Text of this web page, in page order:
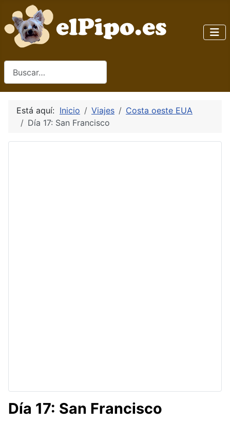
Está aquí: Inicio Viajes
Costa oeste EUA
Día 17: San Francisco
Día 17: San Francisco